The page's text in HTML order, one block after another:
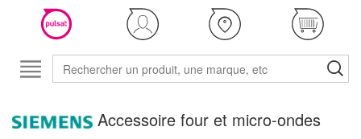
Accessoire four et micro-ondes